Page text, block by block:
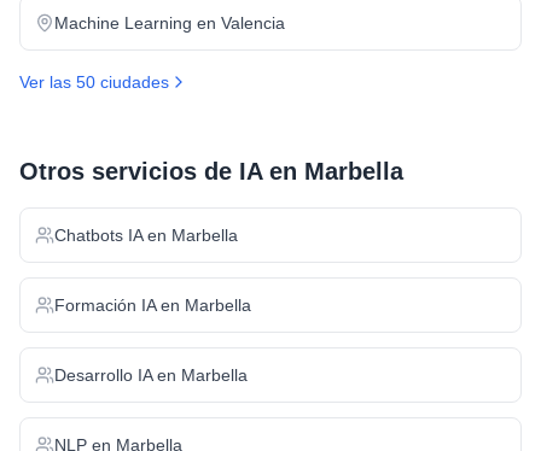
Machine Learning en Valencia
Ver las 50 ciudades
Otros servicios de IA en Marbella
Chatbots IAen Marbella
Formación IAen Marbella
Desarrollo IAen Marbella
NLP en Marbella